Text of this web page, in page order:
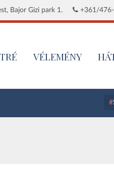
Bajor Gizi park 1. +361/
VÉLEMÉNY